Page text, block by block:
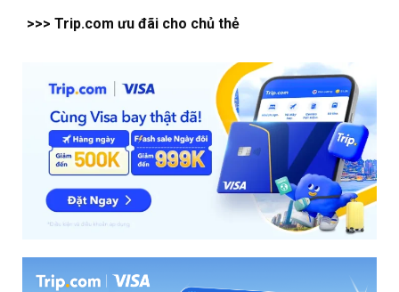
>>> Trip.com ưu đãi cho chủ thẻ